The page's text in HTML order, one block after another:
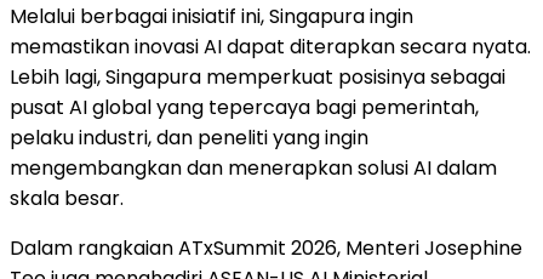
Melalui berbagai inisiatif ini, Singapura ingin
memastikan inovasi AI dapat diterapkan secara nyata.
Lebih lagi, Singapura memperkuat posisinya sebagai
pusat AI global yang tepercaya bagi pemerintah,
pelaku industri, dan peneliti yang ingin
mengembangkan dan menerapkan solusi AI dalam
skala besar.
Dalam rangkaian ATxSummit 2026, Menteri Josephine